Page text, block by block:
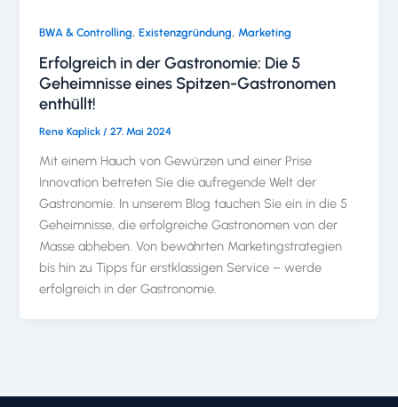
BWA & Controlling,Existenzgründung,Marketing
Erfolgreich in der Gastronomie: Die 5
Geheimnisse eines Spitzen-Gastronomen
enthüllt!
Rene Kaplick/27. Mai 2024
Mit einem Hauch von Gewürzen und einer Prise
Innovation betreten Sie die aufregende Welt der
Gastronomie. In unserem Blog tauchen Sie ein in die 5
Geheimnisse, die erfolgreiche Gastronomen von der
Masse abheben. Von bewährten Marketingstrategien
bis hin zu Tipps für erstklassigen Service – werde
erfolgreich in der Gastronomie.